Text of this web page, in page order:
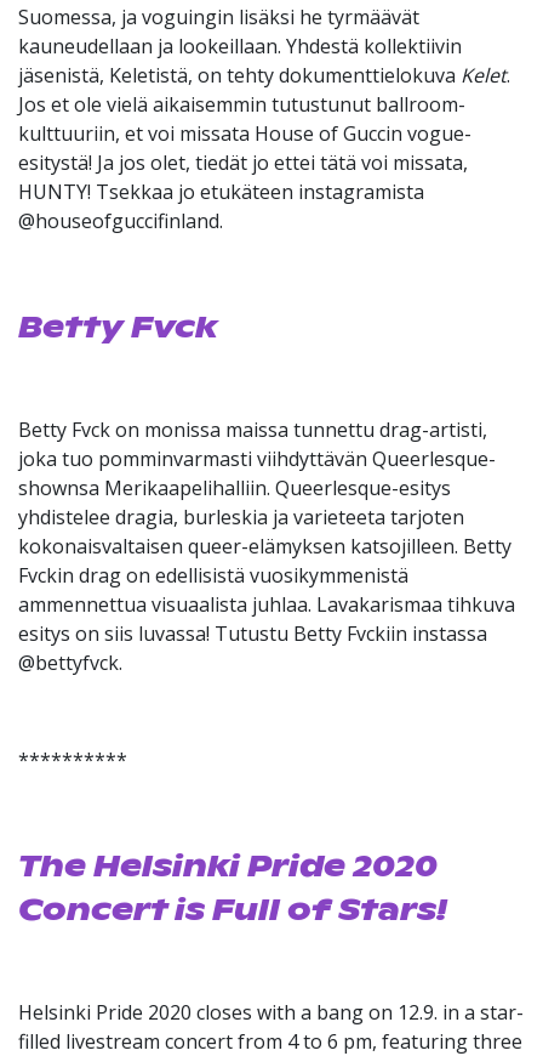
Suomessa, ja voguingin lisäksi he tyrmäävät
kauneudellaan ja lookeillaan. Yhdestä kollektiivin
jäsenistä, Keletistä, on tehty dokumenttielokuva Kelet.
Jos et ole vielä aikaisemmin tutustunut ballroom-
kulttuuriin, et voi missata House of Guccin vogue-
esitystä! Ja jos olet, tiedät jo ettei tätä voi missata,
HUNTY! Tsekkaa jo etukäteen instagramista
@houseofguccifinland.
Betty Fvck
Betty Fvck on monissa maissa tunnettu drag-artisti,
joka tuo pomminvarmasti viihdyttävän Queerlesque-
shownsa Merikaapelihalliin. Queerlesque-esitys
yhdistelee dragia, burleskia ja varieteeta tarjoten
kokonaisvaltaisen queer-elämyksen katsojilleen. Betty
Fvckin drag on edellisistä vuosikymmenistä
ammennettua visuaalista juhlaa. Lavakarismaa tihkuva
esitys on siis luvassa! Tutustu Betty Fvckiin instassa
@bettyfvck.
**********
The Helsinki Pride 2020
Concert is Full of Stars!
Helsinki Pride 2020 closes with a bang on 12.9. in a star-
filled livestream concert from 4 to 6 pm, featuring three